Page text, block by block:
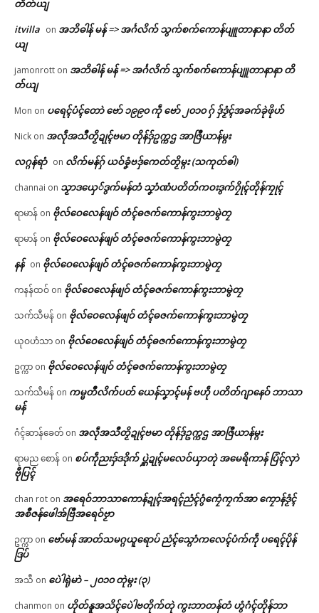
တိတ်ယျ
itvilla on အဘိဓါန် မန် => အၚ်္ဂလိက် သွက်စက်ကောန်ပျူတာနာနာ တိတ်
ယျ
jamonrott on အဘိဓါန် မန် => အၚ်္ဂလိက် သွက်စက်ကောန်ပျူတာနာနာ တိ
တ်ယျ
Mon on ပရေၚ်ပံၚ်တောဲ ဗော် ၁၉၉၀ ကဵု ဗော် ၂၀၁၀ ဂှ် ဒှ်ဒၟံၚ်အခက်ခုဲဖိုဟ်
Nick on အလဵုအသဳတၟိဍုၚ်ဗမာ တိုန်ဒှ်ဥက္ကဌ အာဇြဳယာန်မ္ဂး
လဂ္ဂန်ရာံ on လိက်မန်ဂှ် ယဝ်ခၞံဗဒှ်ကေတ်တၟိမ္ဂး (သကုတ်ၜါ)
channai on သၟာဒယှေ်ဒွက်မန်တံ သၞာံဏံပတိတ်ကဝးဒွက်ဂၠိုၚ်တိုန်ကၠုၚ်
ရာမာန် on ဗိုလ်ဝေလေန်ဖျဝ် တံၚ်ဓဇက်ကောန်ကွးဘာမွဲတၠ
ရာမာန် on ဗိုလ်ဝေလေန်ဖျဝ် တံၚ်ဓဇက်ကောန်ကွးဘာမွဲတၠ
နန် on ဗိုလ်ဝေလေန်ဖျဝ် တံၚ်ဓဇက်ကောန်ကွးဘာမွဲတၠ
ကနန်ထဝ် on ဗိုလ်ဝေလေန်ဖျဝ် တံၚ်ဓဇက်ကောန်ကွးဘာမွဲတၠ
သက်သီမန် on ဗိုလ်ဝေလေန်ဖျဝ် တံၚ်ဓဇက်ကောန်ကွးဘာမွဲတၠ
ယုဝဟံသာ on ဗိုလ်ဝေလေန်ဖျဝ် တံၚ်ဓဇက်ကောန်ကွးဘာမွဲတၠ
ဥက္ကာ on ဗိုလ်ဝေလေန်ဖျဝ် တံၚ်ဓဇက်ကောန်ကွးဘာမွဲတၠ
သက်သီမန် on ကမ္မတဳလိက်ပတ် ယေန်သၞာၚ်မန် ဗဟဵု ပတိတ်ဂျာနေဝ် ဘာသာ
မန်
ဂံၚ်ဆာန်ခေတ် on အလဵုအသဳတၟိဍုၚ်ဗမာ တိုန်ဒှ်ဥက္ကဌ အာဇြဳယာန်မ္ဂး
ရာမည စောန် on စပ်ကဵုညးဒှ်ဒဒိုက် ပ္ဋဲဍုၚ်မလေဝ်ယှာတုဲ အမေရိကာန် ပြံၚ်လှာဲ
ဗီုပြၚ်
chan rot on အရေဝ်ဘာသာကောန်ဍုၚ်အရၚ်ညံၚ်ဂွံကၠေံကၠက်အာ ကၠောန်ဒၟံၚ်
အစဳဇန်ဖေါအ်ဗြဳအရေဝ်ဗၟာ
ဥက္ကာ on ဗော်မန် အာတ်သမဂ္ဂယူရောပ် ညံၚ်သ္ဂောံကလေၚ်ပံက်ကဵု ပရေၚ်ပိုန်
ဒြပ်
အသီ on ပေဲါရုဲမာဲ – ၂၀၁၀ တုဲမ္ဂး (၃)
chanmon on ဟိုတ်နူအသိၚ်ပေဲါဗတိုက်တုဲ ကွးဘာတန်တံ ဟွံဂံၚ်တိုန်ဘာ